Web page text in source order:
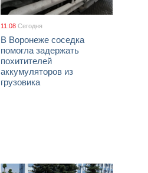
11:08 Сегодня
В Воронеже соседка
помогла задержать
похитителей
аккумуляторов из
грузовика